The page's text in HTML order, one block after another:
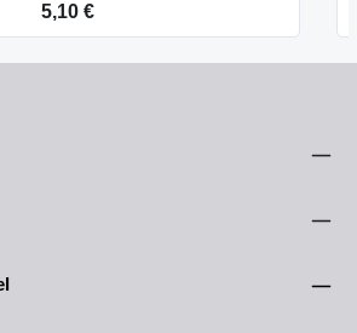
Regulärer Preis:
5,10 €